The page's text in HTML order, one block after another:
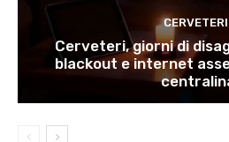
CERVETERI
Cerveteri, giorni di
blackout e internet